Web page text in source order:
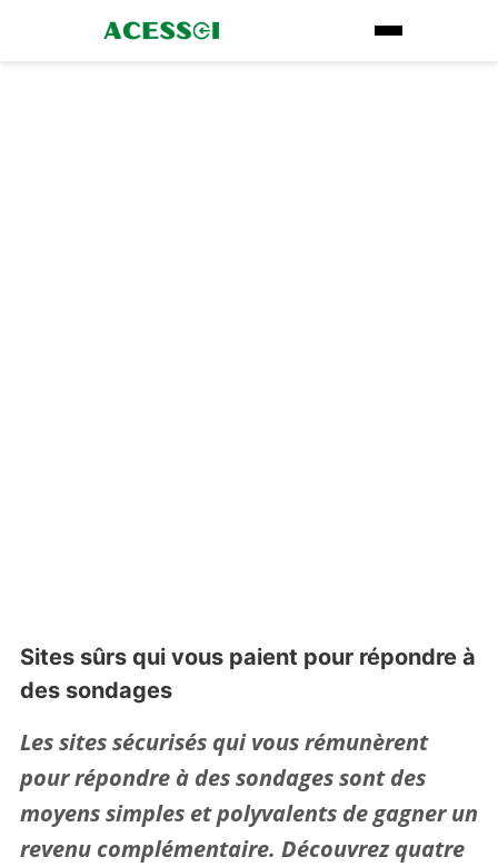
Sites sûrs qui vous paient pour répondre à
des sondages
Les sites sécurisés qui vous rémunèrent
pour répondre à des sondages sont des
moyens simples et polyvalents de gagner un
revenu complémentaire. Découvrez quatre